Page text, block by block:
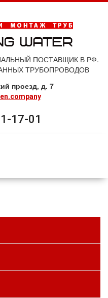
ПОСТАВЩИК В РФ.
ТРУБОПРОВОДОВ
проезд, д. 7
17-01